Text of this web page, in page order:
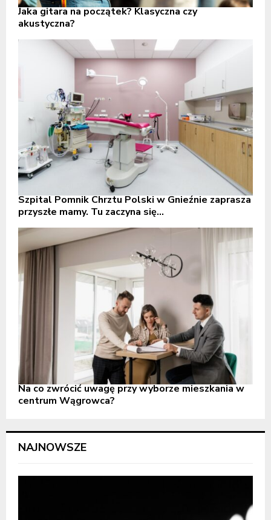
Jaka gitara na początek? Klasyczna czy
akustyczna?
Szpital Pomnik Chrztu Polski w Gnieźnie zaprasza
przyszłe mamy. Tu zaczyna się...
Na co zwrócić uwagę przy wyborze mieszkania w
centrum Wągrowca?
NAJNOWSZE